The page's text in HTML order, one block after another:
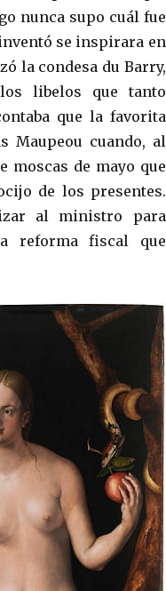
nunca supo cuál fue
se inspirara en
la condesa du Barry,
libelos que tanto
que la favorita
Maupeou cuando, al
moscas de mayo que
de los presentes.
al ministro para
reforma fiscal que